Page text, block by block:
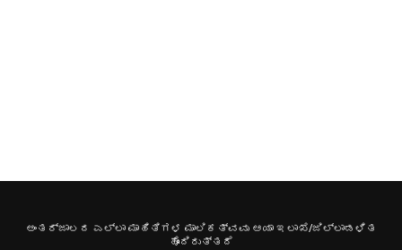
ಅಂತರ್ಜಾಲದ ಎಲ್ಲಾ ಮಾಹಿತಿಗಳ ಮಾಲಿಕತ್ವವು ಆಯಾ ಇಲಾಖೆ/ಜಿಲ್ಲಾಡಳಿತ
ಹೊಂದಿರುತ್ತದೆ